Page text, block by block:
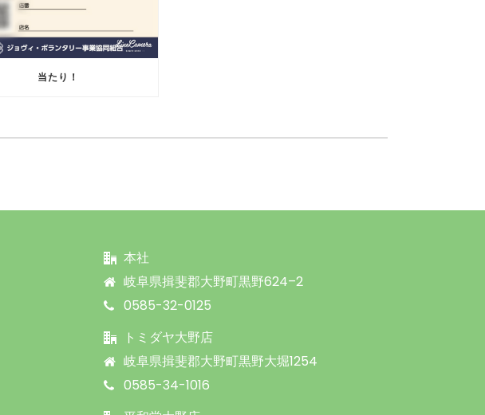
当たり！
本社
岐阜県揖斐郡大野町黒野624–2
0585-32-0125
トミダヤ大野店
岐阜県揖斐郡大野町黒野大堀1254
0585-34-1016